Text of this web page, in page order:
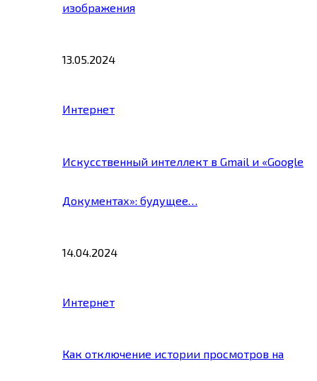
изображения
13.05.2024
Интернет
Искусственный интеллект в Gmail и «Google
Документах»: будущее…
14.04.2024
Интернет
Как отключение истории просмотров на